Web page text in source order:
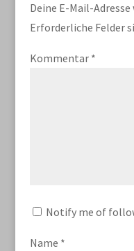
Deine E-Mail-
Erforderliche Felder
Kommentar *
Notify me of
Name *